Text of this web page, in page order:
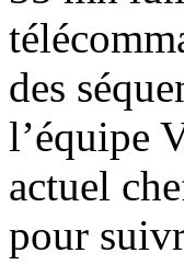
des
l’équipe
actuel
pour